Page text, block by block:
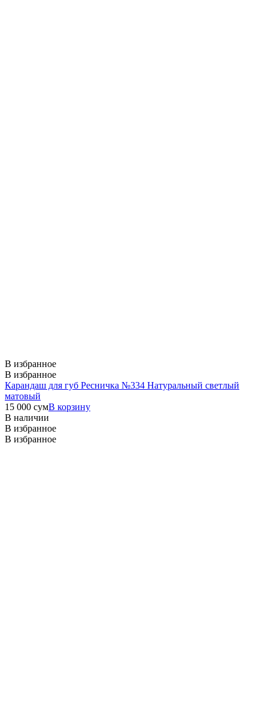
В избранное
В избранное
Карандаш для губ Ресничка №334 Натуральный светлый
матовый
15 000 сумВ корзину
В наличии
В избранное
В избранное